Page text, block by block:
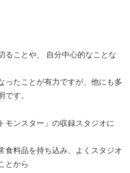
ることや、 自分中心的なことな
ったことが有力ですが、他にも多
です。
モンスター」の収録スタジオに
食料品を持ち込み、よくスタジオ
とから